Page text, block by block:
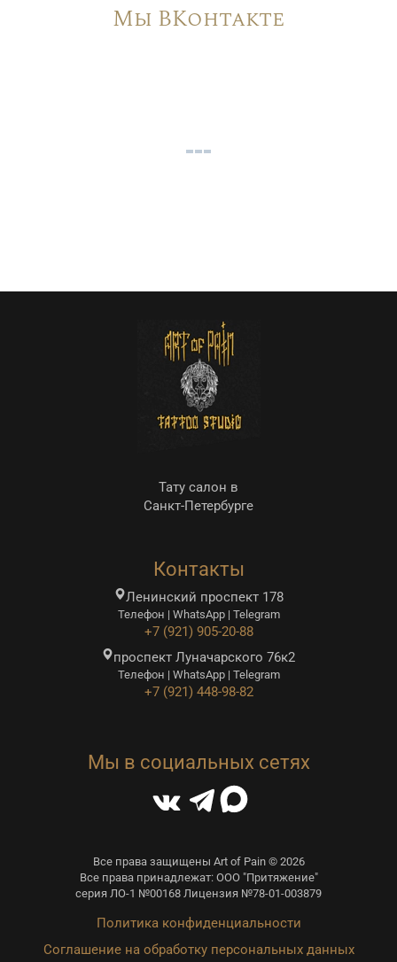
Мы ВКонтакте
Тату салон в
Санкт-Петербурге
Контакты
Ленинский проспект 178
Телефон | WhatsApp | Telegram
+7 (921) 905-20-88
проспект Луначарского 76к2
Телефон | WhatsApp | Telegram
+7 (921) 448-98-82
Мы в социальных сетях
Все права защищены Art of Pain © 2026
Все права принадлежат: ООО "Притяжение"
серия ЛО-1 №00168 Лицензия №78-01-003879
Политика конфиденциальности
Соглашение на обработку персональных данных